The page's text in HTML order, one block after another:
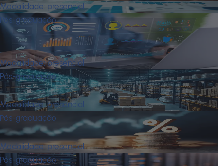
Modalidade: presencial
Pós-graduação
Mba em Gestão Estratégica de
Vendas
Modalidade: presencial
Pós-graduação
Mba em Gestão Industrial
Modalidade: presencial
Pós-graduação
Mba em Gestão Tributária
Modalidade: presencial
Pós-graduação